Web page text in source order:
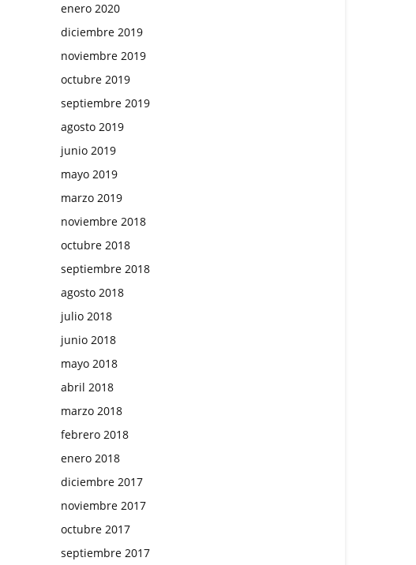
enero 2020
diciembre 2019
noviembre 2019
octubre 2019
septiembre 2019
agosto 2019
junio 2019
mayo 2019
marzo 2019
noviembre 2018
octubre 2018
septiembre 2018
agosto 2018
julio 2018
junio 2018
mayo 2018
abril 2018
marzo 2018
febrero 2018
enero 2018
diciembre 2017
noviembre 2017
octubre 2017
septiembre 2017